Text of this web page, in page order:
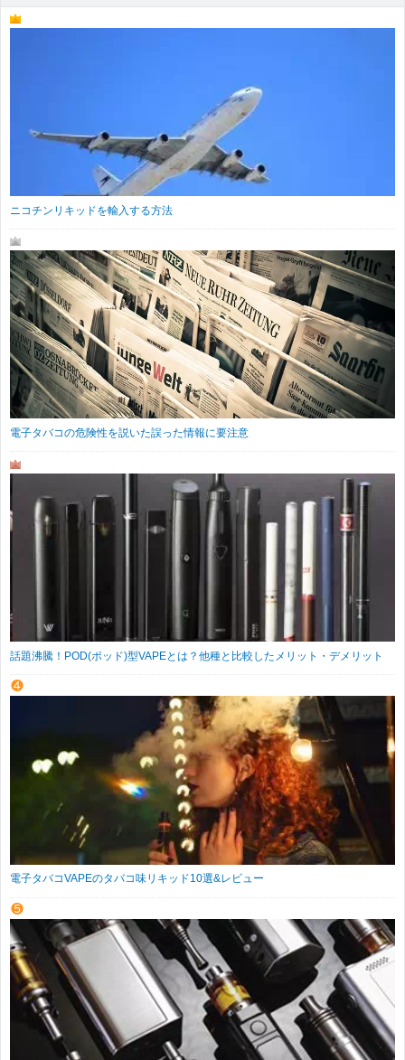
ニコチンリキッドを輸入する方法
電子タバコの危険性を説いた誤った情報に要注意
話題沸騰！POD(ポッド)型VAPEとは？他種と比較したメリット・デメリット
電子タバコVAPEのタバコ味リキッド10選&レビュー